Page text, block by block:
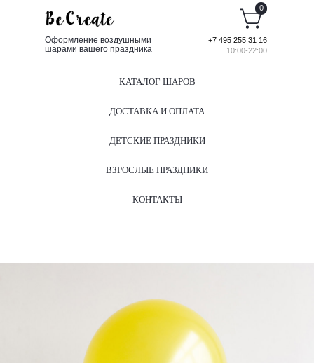
Оформление воздушными
шарами вашего праздника
+7 495 255 31 16
10:00-22:00
0
КАТАЛОГ ШАРОВ
ДОСТАВКА И ОПЛАТА
ДЕТСКИЕ ПРАЗДНИКИ
ВЗРОСЛЫЕ ПРАЗДНИКИ
КОНТАКТЫ